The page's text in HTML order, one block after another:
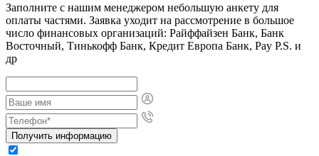
Заполните с нашим менеджером небольшую анкету для
оплаты частями. Заявка уходит на рассмотрение в большое
число финансовых организаций: Райффайзен Банк, Банк
Восточный, Тинькофф Банк, Кредит Европа Банк, Pay P.S. и
др
Получить информацию